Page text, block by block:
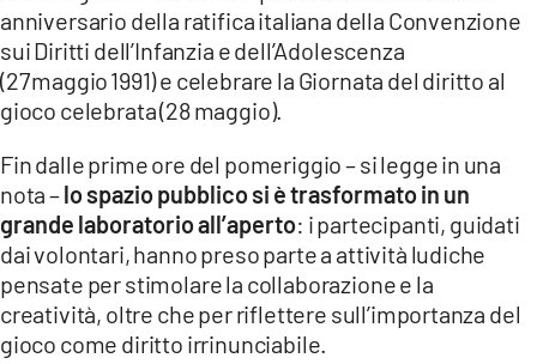
LACONAIR.IT
LACITYMAG.IT
ILREGGINO.IT
COSENZACHANNEL.IT
ILVIBONESE.IT
CATANZAROCHANNEL.IT
LACAPITALENEWS.IT
anniversario della ratifica italiana della Convenzione
sui Diritti dell’Infanzia e dell’Adolescenza
(27 maggio 1991) e celebrare la Giornata del diritto al
gioco celebrata (28 maggio).
Fin dalle prime ore del pomeriggio – si legge in una
nota –lo spazio pubblico si è trasformato in un
grande laboratorio all’aperto: i partecipanti, guidati
dai volontari, hanno preso parte a attività ludiche
pensate per stimolare la collaborazione e la
creatività, oltre che per riflettere sull’importanza del
gioco come diritto irrinunciabile.